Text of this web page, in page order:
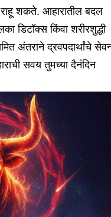
शकते. आहारातील बदल
डिटॉक्स किंवा शरीरशुद्धी
अंतराने द्रवपदार्थांचे
सवय तुमच्या दैनंदिन